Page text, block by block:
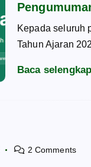
Kepada seluruh
Tahun Ajaran
Baca
2 Comments